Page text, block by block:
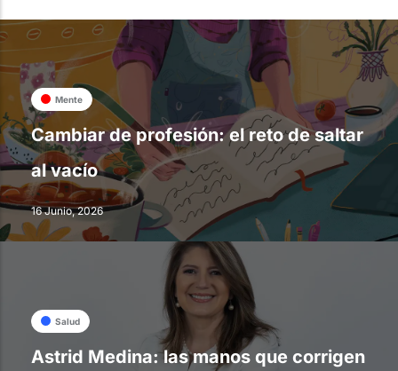
Mente
Cambiar de profesión: el reto de saltar
al vacío
16 Junio, 2026
Salud
Astrid Medina: las manos que corrigen